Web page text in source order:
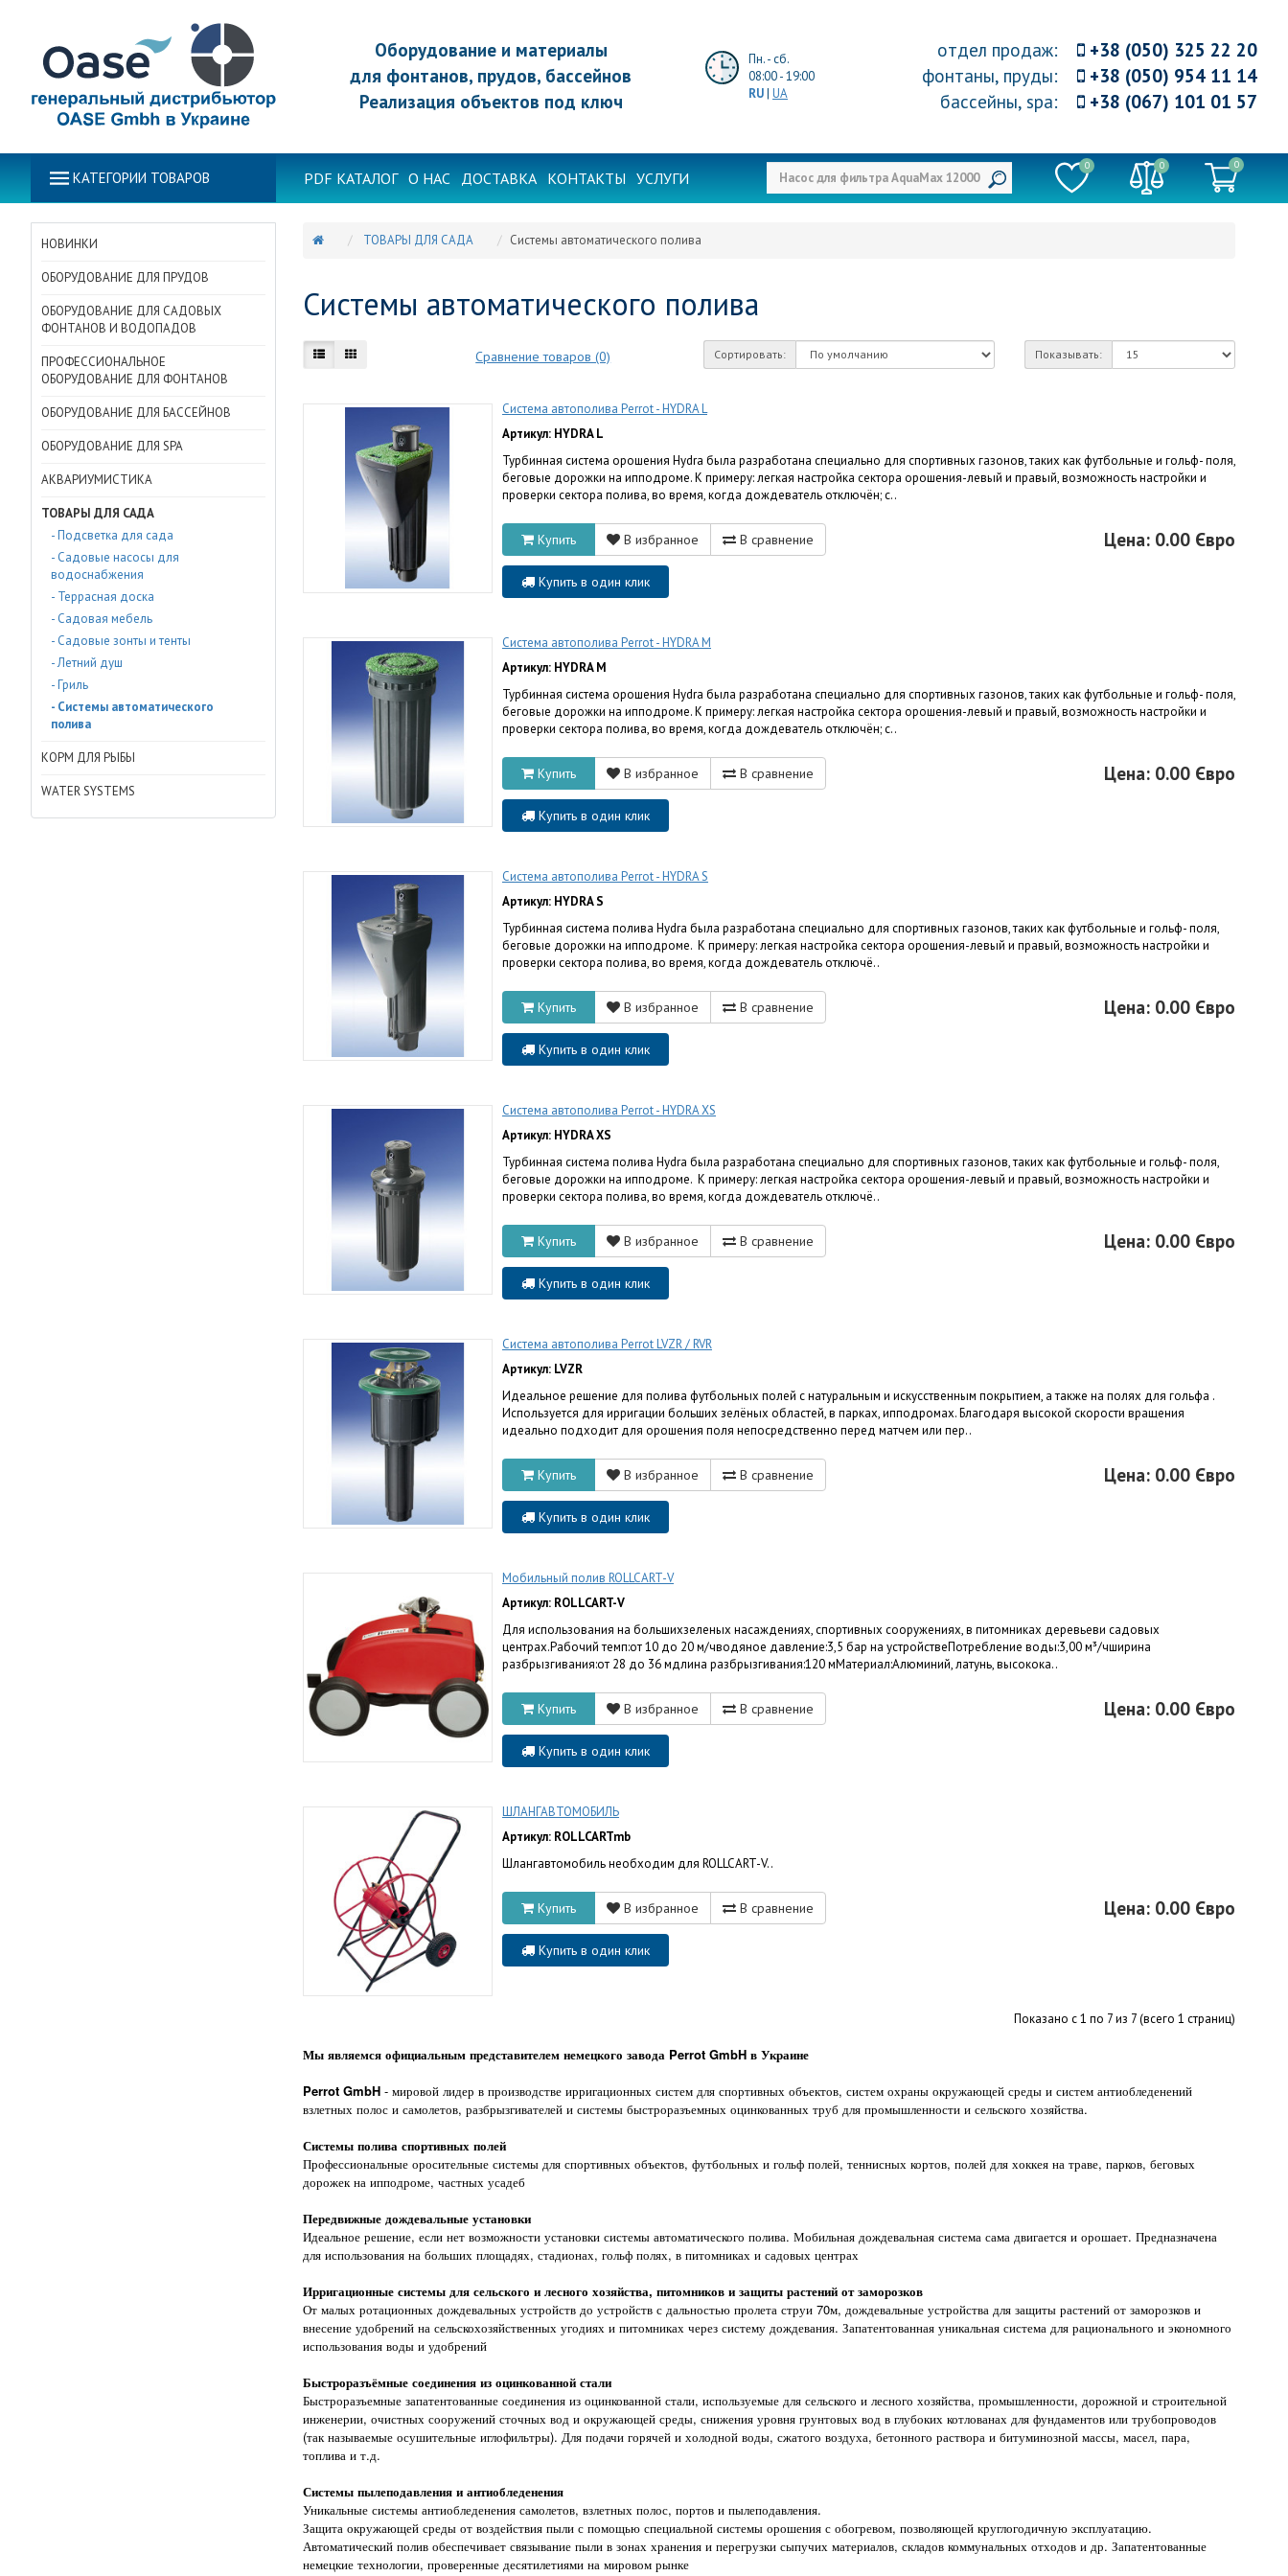
Оборудование и материалы
для фонтанов, прудов, бассейнов
Реализация объектов под ключ
Пн. - сб.
08:00 - 19:00
RU| UA
отдел продаж:
+38 (050) 325 22 20
фонтаны, пруды:
+38 (050) 954 11 14
бассейны, spa: +38 (067) 101 01 57
КАТЕГОРИИ ТОВАРОВ PDF КАТАЛОГ О НАС ДОСТАВКА КОНТАКТЫ УСЛУГИ
0 0 0
НОВИНКИ
ОБОРУДОВАНИЕ ДЛЯ ПРУДОВ
ОБОРУДОВАНИЕ ДЛЯ САДОВЫХ
ФОНТАНОВ И ВОДОПАДОВ
ПРОФЕССИОНАЛЬНОЕ
ОБОРУДОВАНИЕ ДЛЯ ФОНТАНОВ
ОБОРУДОВАНИЕ ДЛЯ БАССЕЙНОВ
ОБОРУДОВАНИЕ ДЛЯ SPA
АКВАРИУМИСТИКА
ТОВАРЫ ДЛЯ САДА
- Подсветка для сада
- Садовые насосы для
водоснабжения
- Террасная доска
- Садовая мебель
- Садовые зонты и тенты
- Летний душ
- Гриль
- Системы автоматического
полива
КОРМ ДЛЯ РЫБЫ
WATER SYSTEMS
ТОВАРЫ ДЛЯ САДА Системы автоматического полива
Системы автоматического полива
Сравнение товаров (0) Сортировать: Показывать:
Система автополива Perrot - HYDRA L
Артикул: HYDRA L
Турбинная система орошения Hydra была разработана специально для спортивных газонов, таких как футбольные и гольф- поля,
беговые дорожки на ипподроме. К примеру: легкая настройка сектора орошения-левый и правый, возможность настройки и
проверки сектора полива, во время, когда дождеватель отключён; с..
Цена: 0.00 Євро
Купить В избранное В сравнение
Купить в один клик
Система автополива Perrot - HYDRA M
Артикул: HYDRA M
Турбинная система орошения Hydra была разработана специально для спортивных газонов, таких как футбольные и гольф- поля,
беговые дорожки на ипподроме. К примеру: легкая настройка сектора орошения-левый и правый, возможность настройки и
проверки сектора полива, во время, когда дождеватель отключён; с..
Цена: 0.00 Євро
Купить В избранное В сравнение
Купить в один клик
Система автополива Perrot - HYDRA S
Артикул: HYDRA S
Турбинная система полива Hydra была разработана специально для спортивных газонов, таких как футбольные и гольф- поля,
беговые дорожки на ипподроме. К примеру: легкая настройка сектора орошения-левый и правый, возможность настройки и
проверки сектора полива, во время, когда дождеватель отключё..
Цена: 0.00 Євро
Купить В избранное В сравнение
Купить в один клик
Система автополива Perrot - HYDRA XS
Артикул: HYDRA XS
Турбинная система полива Hydra была разработана специально для спортивных газонов, таких как футбольные и гольф- поля,
беговые дорожки на ипподроме. К примеру: легкая настройка сектора орошения-левый и правый, возможность настройки и
проверки сектора полива, во время, когда дождеватель отключё..
Цена: 0.00 Євро
Купить В избранное В сравнение
Купить в один клик
Система автополива Perrot LVZR / RVR
Артикул: LVZR
Идеальное решение для полива футбольных полей с натуральным и искусственным покрытием, а также на полях для гольфа .
Используется для ирригации больших зелёных областей, в парках, ипподромах. Благодаря высокой скорости вращения
идеально подходит для орошения поля непосредственно перед матчем или пер..
Цена: 0.00 Євро
Купить В избранное В сравнение
Купить в один клик
Мобильный полив ROLLCART-V
Артикул: ROLLCART-V
Для использования на большихзеленых насаждениях, спортивных сооружениях, в питомниках деревьеви садовых
центрах.Рабочий темп:от 10 до 20 м/чводяное давление:3,5 бар на устройствеПотребление воды:3,00 м³/чширина
разбрызгивания:от 28 до 36 мдлина разбрызгивания:120 мМатериал:Алюминий, латунь, высокока..
Цена: 0.00 Євро
Купить В избранное В сравнение
Купить в один клик
ШЛАНГАВТОМОБИЛЬ
Артикул: ROLLCARTmb
Шлангавтомобиль необходим для ROLLCART-V..
Цена: 0.00 Євро
Купить В избранное В сравнение
Купить в один клик
Показано с 1 по 7 из 7 (всего 1 страниц)
Мы являемся официальным представителем немецкого завода Perrot GmbH в Украине
Perrot GmbH - мировой лидер в производстве ирригационных систем для спортивных объектов, систем охраны окружающей среды и систем антиобледенений
взлетных полос и самолетов, разбрызгивателей и системы быстроразъемных оцинкованных труб для промышленности и сельского хозяйства.
Системы полива спортивных полей
Профессиональные оросительные системы для спортивных объектов, футбольных и гольф полей, теннисных кортов, полей для хоккея на траве, парков, беговых
дорожек на ипподроме, частных усадеб
Передвижные дождевальные установки
Идеальное решение, если нет возможности установки системы автоматического полива. Мобильная дождевальная система сама двигается и орошает. Предназначена
для использования на больших площадях, стадионах, гольф полях, в питомниках и садовых центрах
Ирригационные системы для сельского и лесного хозяйства, питомников и защиты растений от заморозков
От малых ротационных дождевальных устройств до устройств с дальностью пролета струи 70м, дождевальные устройства для защиты растений от заморозков и
внесение удобрений на сельскохозяйственных угодиях и питомниках через систему дождевания. Запатентованная уникальная система для рационального и экономного
использования воды и удобрений
Быстроразъёмные соединения из оцинкованной стали
Быстроразъемные запатентованные соединения из оцинкованной стали, используемые для сельского и лесного хозяйства, промышленности, дорожной и строительной
инженерии, очистных сооружений сточных вод и окружающей среды, снижения уровня грунтовых вод в глубоких котлованах для фундаментов или трубопроводов
(так называемые осушительные иглофильтры). Для подачи горячей и холодной воды, сжатого воздуха, бетонного раствора и битуминозной массы, масел, пара,
топлива и т.д.
Системы пылеподавления и антиобледенения
Уникальные системы антиобледенения самолетов, взлетных полос, портов и пылеподавления.
Защита окружающей среды от воздействия пыли с помощью специальной системы орошения с обогревом, позволяющей круглогодичную эксплуатацию.
Автоматический полив обеспечивает связывание пыли в зонах хранения и перегрузки сыпучих материалов, складов коммунальных отходов и др. Запатентованные
немецкие технологии, проверенные десятилетиями на мировом рынке